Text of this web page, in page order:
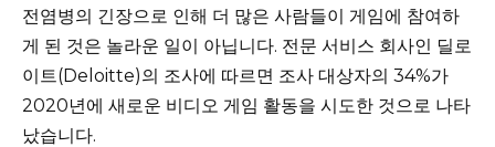
전염병의 긴장으로 인해 더 많은 사람들이 게임에 참여하
게 된 것은 놀라운 일이 아닙니다. 전문 서비스 회사인 딜로
이트(Deloitte)의 조사에 따르면 조사 대상자의 34%가
2020년에 새로운 비디오 게임 활동을 시도한 것으로 나타
났습니다.